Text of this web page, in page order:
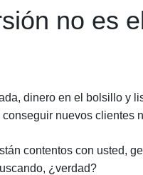
no es
dinero en el bolsillo y
nuevos clientes
contentos con usted,
¿verdad?